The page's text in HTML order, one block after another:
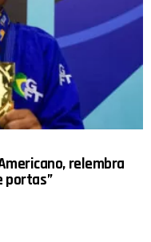
relembra
portas”